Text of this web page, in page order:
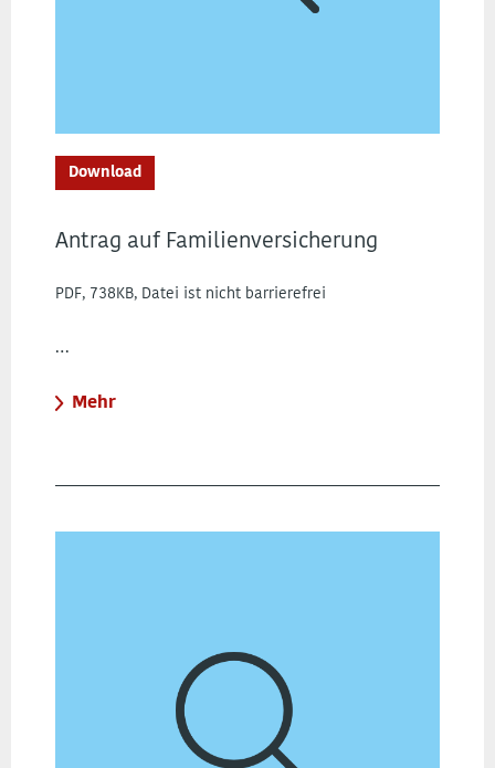
Download
Antrag auf Familienversicherung
PDF, 738KB, Datei ist nicht barrierefrei
…
Mehr